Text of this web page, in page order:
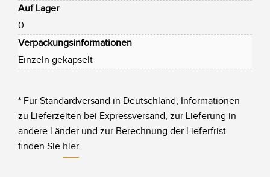
Auf Lager
0
Verpackungsinformationen
Einzeln gekapselt
* Für Standardversand in Deutschland, Informationen
zu Lieferzeiten bei Expressversand, zur Lieferung in
andere Länder und zur Berechnung der Lieferfrist
finden Sie hier.